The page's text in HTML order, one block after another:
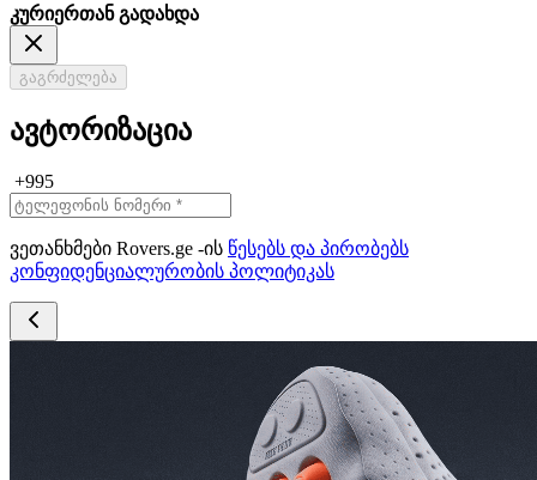
კურიერთან გადახდა
გაგრძელება
ავტორიზაცია
+995
ვეთანხმები Rovers.ge -ის წესებს და პირობებს
კონფიდენციალურობის პოლიტიკას